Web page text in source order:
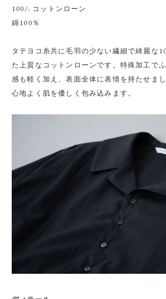
100/- コットンローン
綿100％
タテヨコ糸共に毛羽の少ない繊細で綺麗な
た上質なコットンローンです。特殊加工で
感も軽く加え、表面全体に表情を持たせま
心地よく肌を優しく包み込みます。